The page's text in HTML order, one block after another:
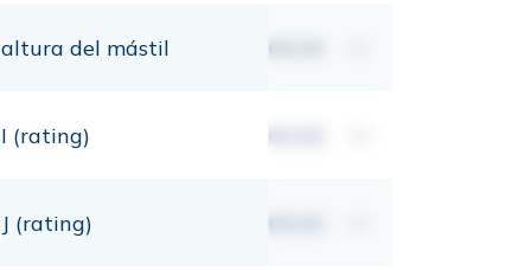
altura del mástil 00,00
I (rating) 00,00
J (rating) 00,00